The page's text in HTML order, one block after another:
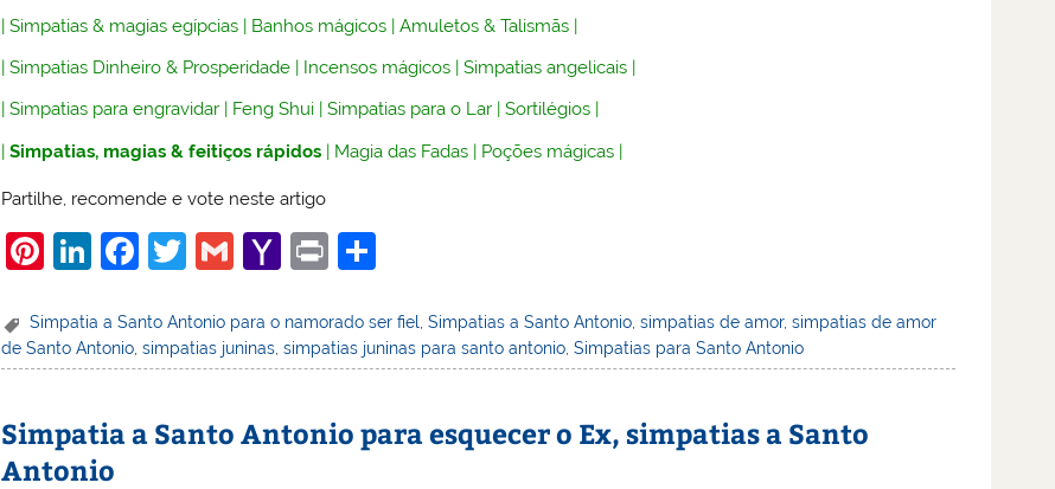
|Simpatias & magias egípcias | Banhos mágicos |Amuletos & Talismãs |
|Simpatias Dinheiro & Prosperidade | Incensos mágicos |Simpatias angelicais |
|Simpatias para engravidar Feng Shui |Simpatias para o Lar |Sortilégios
|Simpatias, magias & feitiços rápidos | Magia das Fadas | Poções mágicas |
Partilhe, recomende e vote neste artigo
Pi
er
e
Li
k
e
n
F
c
e
o
T
itt
er
G
ai
l
Y
h
o
M
Pr
t
ar
e
Simpatia a Santo Antonio para o namorado ser fiel,Simpatias a Santo Antonio,simpatias de amor,simpatias de amor
de Santo Antonio ,simpatias juninas ,simpatias juninas para santo antonio ,Simpatias para Santo Antonio
Simpatia a Santo Antonio para esquecer o Ex, simpatias a Santo
Antonio